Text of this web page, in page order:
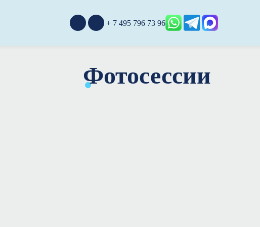
+ 7 495 796 73 96
Фотосессии